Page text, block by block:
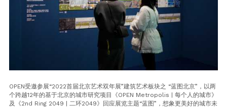
OPEN受邀参展“2022首届北京艺术双年展”建筑艺术板块之 “蓝图北京”，以两
个跨越12年的基于北京的城市研究项目《OPEN Metropolis | 每个人的城市》
及《2nd Ring 2049 | 二环2049》回应展览主题“蓝图”，想象更美好的城市未